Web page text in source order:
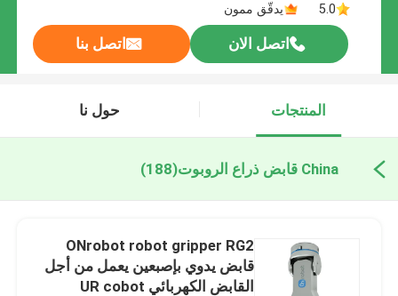
5.0
يدقّق ممون
اتصل الان اتصل بنا
المنتجات حول نا
China قابض ذراع الروبوت (188)
ONrobot robot gripper RG2
قابض يدوي بإصبعين يعمل من أجل
القابض الكهربائي UR cobot